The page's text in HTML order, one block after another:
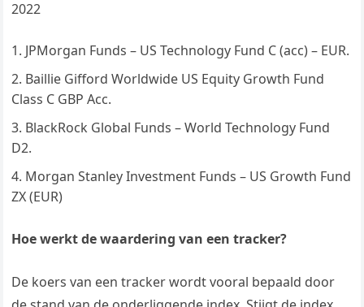
2022
JPMorgan Funds – US Technology Fund C (acc) – EUR.
Baillie Gifford Worldwide US Equity Growth Fund
Class C GBP Acc.
BlackRock Global Funds – World Technology Fund
D2.
Morgan Stanley Investment Funds – US Growth Fund
ZX (EUR)
Hoe werkt de waardering van een tracker?
De koers van een tracker wordt vooral bepaald door